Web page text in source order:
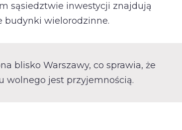
sąsiedztwie inwestycji znajdują
budynki wielorodzinne.
blisko Warszawy, co sprawia, że
wolnego jest przyjemnością.